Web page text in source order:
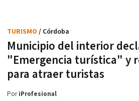
Municipio del interior
"Emergencia turística" y
para atraer turistas
TURISMO / Córdoba
PoriProfesional